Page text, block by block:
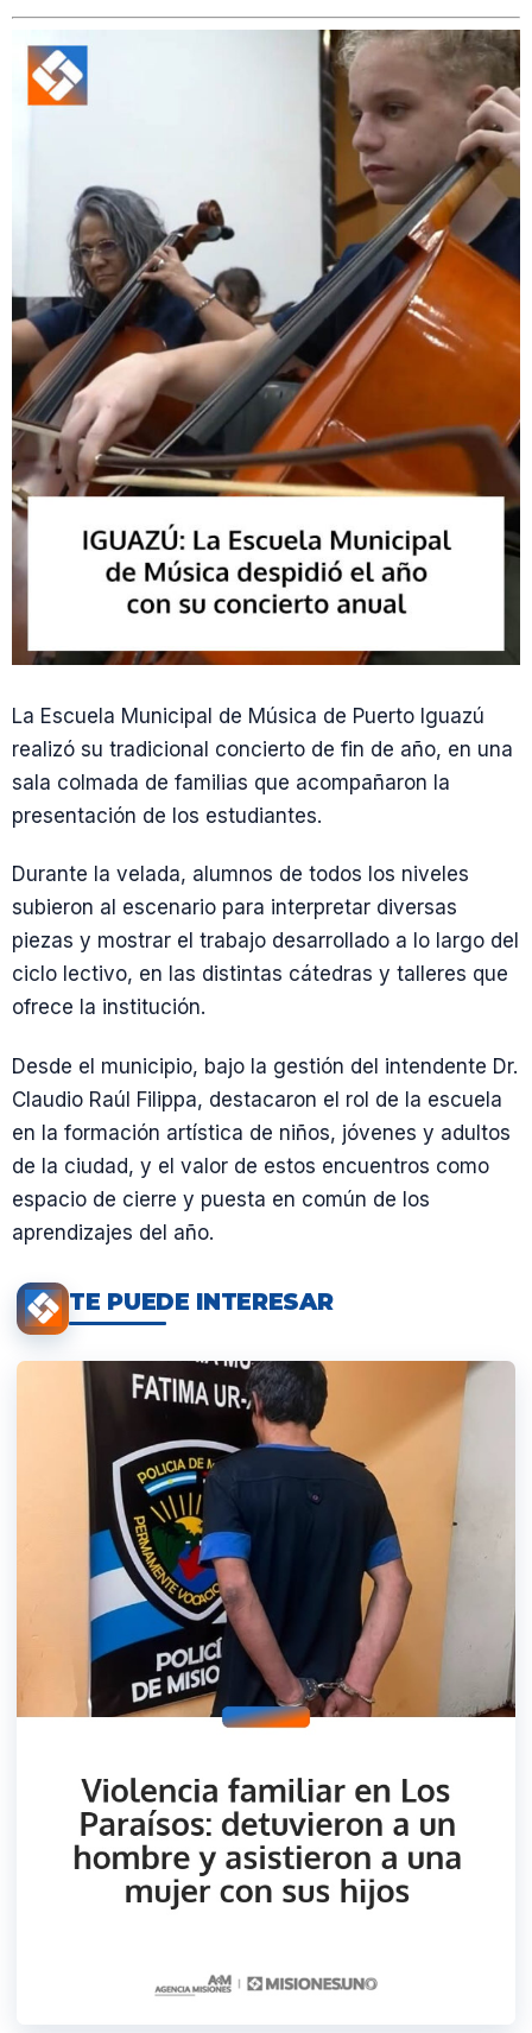
La Escuela Municipal de Música de Puerto Iguazú
realizó su tradicional concierto de fin de año, en una
sala colmada de familias que acompañaron la
presentación de los estudiantes.
Durante la velada, alumnos de todos los niveles
subieron al escenario para interpretar diversas
piezas y mostrar el trabajo desarrollado a lo largo del
ciclo lectivo, en las distintas cátedras y talleres que
ofrece la institución.
Desde el municipio, bajo la gestión del intendente Dr.
Claudio Raúl Filippa, destacaron el rol de la escuela
en la formación artística de niños, jóvenes y adultos
de la ciudad, y el valor de estos encuentros como
espacio de cierre y puesta en común de los
aprendizajes del año.
TE PUEDE INTERESAR